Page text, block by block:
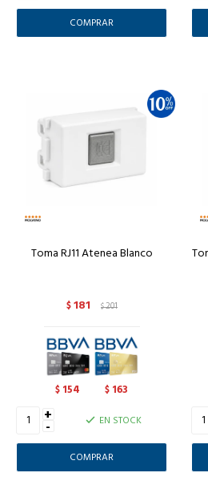
Toma RJ11 Atenea Blanco
$181 $201
$ 154 $ 163
+
- EN STOCK